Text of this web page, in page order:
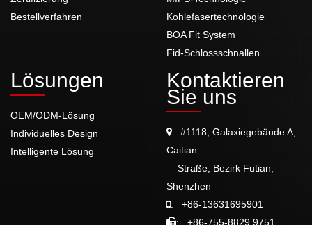
Bestellverfahren
Kohlefasertechnologie
BOA Fit System
Fid-Schlossschnallen
Lösungen
OEM/ODM-Lösung
Individuelles Design
Intelligente Lösung
Kontaktieren
Sie uns
#1118, Galaxiegebäude A,
Caitian
Straße, Bezirk Futian,
Shenzhen
: +86-13631695901
: +86-755-8829 9751